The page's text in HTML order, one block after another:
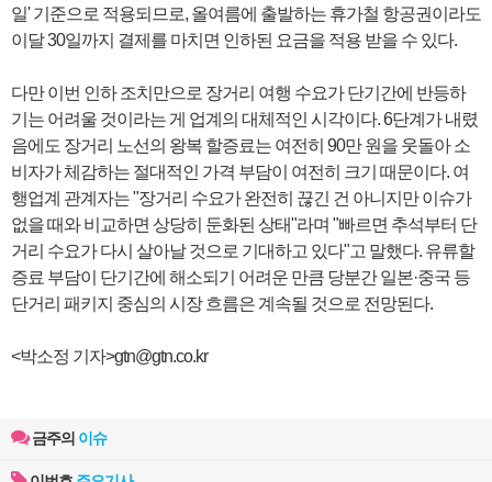
일' 기준으로 적용되므로, 올여름에 출발하는 휴가철 항공권이라도
이달 30일까지 결제를 마치면 인하된 요금을 적용 받을 수 있다.
다만 이번 인하 조치만으로 장거리 여행 수요가 단기간에 반등하
기는 어려울 것이라는 게 업계의 대체적인 시각이다. 6단계가 내렸
음에도 장거리 노선의 왕복 할증료는 여전히 90만 원을 웃돌아 소
비자가 체감하는 절대적인 가격 부담이 여전히 크기 때문이다. 여
행업계 관계자는 "장거리 수요가 완전히 끊긴 건 아니지만 이슈가
없을 때와 비교하면 상당히 둔화된 상태"라며 "빠르면 추석부터 단
거리 수요가 다시 살아날 것으로 기대하고 있다"고 말했다. 유류할
증료 부담이 단기간에 해소되기 어려운 만큼 당분간 일본·중국 등
단거리 패키지 중심의 시장 흐름은 계속될 것으로 전망된다.
<박소정 기자>gtn@gtn.co.kr
금주의 이슈